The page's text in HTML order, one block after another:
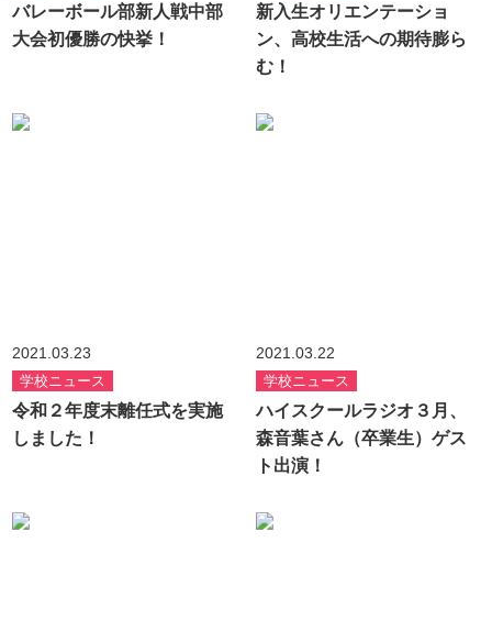
バレーボール部新人戦中部
大会初優勝の快挙！
新入生オリエンテーショ
ン、高校生活への期待膨ら
む！
2021.03.23
学校ニュース
令和２年度末離任式を実施
しました！
2021.03.22
学校ニュース
ハイスクールラジオ３月、
森音葉さん（卒業生）ゲス
ト出演！